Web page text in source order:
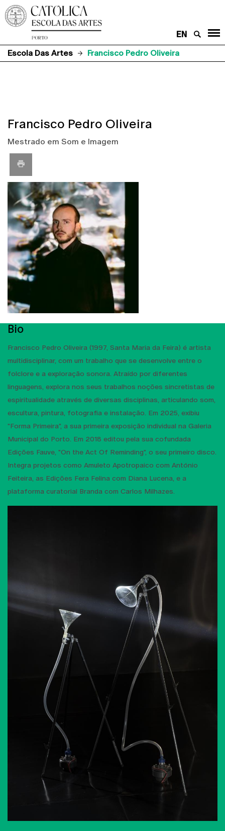
EN
Escola Das Artes
Francisco Pedro Oliveira
Francisco Pedro Oliveira
Mestrado em Som e Imagem
Bio
Francisco Pedro Oliveira (1997, Santa Maria da Feira) é artista
multidisciplinar, com um trabalho que se desenvolve entre o
folclore e a exploração sonora. Atraído por diferentes
linguagens, explora nos seus trabalhos noções sincretistas de
espiritualidade através de diversas disciplinas, articulando som,
escultura, pintura, fotografia e instalação. Em 2025, exibiu
"Forma Primeira", a sua primeira exposição individual na Galeria
Municipal do Porto. Em 2018 editou pela sua cofundada
Edições Fauve, "On the Act Of Reminding", o seu primeiro disco.
Integra projetos como Amuleto Apotropaico com António
Feiteira, as Edições Fera Felina com Diana Lucena, e a
plataforma curatorial Branda com Carlos Milhazes.